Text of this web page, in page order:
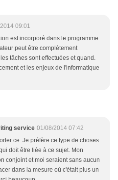
09:01
est incorporé dans le programme
peut être complètement
tâches sont effectuées et quand.
et les enjeux de l'informatique
service 01/08/2014 07:42
ce. Je préfère ce type de choses
doit être liée à ce sujet. Mon
conjoint et moi seraient sans aucun
dans la mesure où c'était plus un